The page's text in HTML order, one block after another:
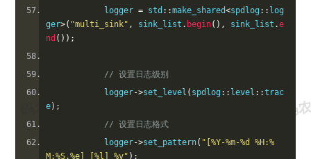
logger = std ::make_shared<spdlog :: log
ger>( "multi_sink" , sink_list . begin(), sink_list .e
nd ());
// 设置日志级别
logger->set_level ( spdlog :: level ::trac
e);
// 设置日志格式
logger->set_pattern( "[%Y-%m-%d %H:%
M:%S.%e] [%l] %v" );